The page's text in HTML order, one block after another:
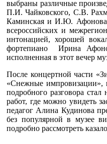
выбраны различные
П.И. Чайковского, С.В.
Каминская и И.Ю. Афонова.
всероссийских и
интонацией, хорошей
фортепиано Ирина
исполненная в этот вечер
После концертной части
«Снежные импровизации»,
подробного разговора
работ, где можно увидеть
педагог Алина Кудинова
без популярной в музее
подробно рассмотреть